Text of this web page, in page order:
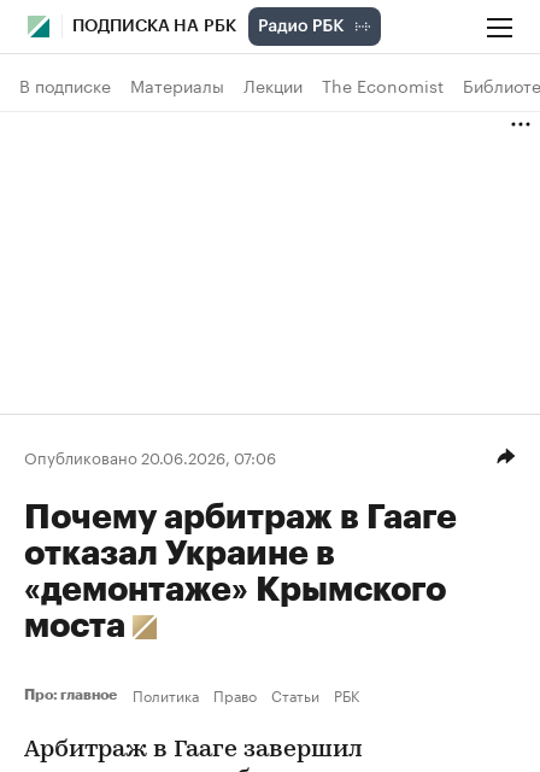
ПОДПИСКА НА РБК
В подписке Материалы Лекции The Economist
Опубликовано 20.06.2026, 07:06
Почему арбитраж в Гааге
отказал Украине в
«демонтаже» Крымского
моста
Про: главное Политика Право Статьи РБК
Арбитраж в Гааге завершил